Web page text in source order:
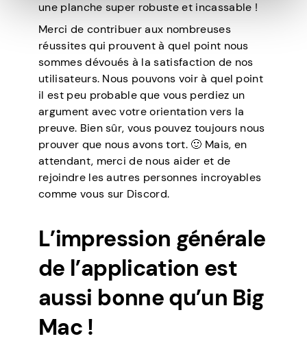
une planche super robuste et incassable !
Merci de contribuer aux nombreuses
réussites qui prouvent à quel point nous
sommes dévoués à la satisfaction de nos
utilisateurs. Nous pouvons voir à quel point
il est peu probable que vous perdiez un
argument avec votre orientation vers la
preuve. Bien sûr, vous pouvez toujours nous
prouver que nous avons tort. 🙂 Mais, en
attendant, merci de nous aider et de
rejoindre les autres personnes incroyables
comme vous sur Discord.
L’impression générale
de l’application est
aussi bonne qu’un Big
Mac !